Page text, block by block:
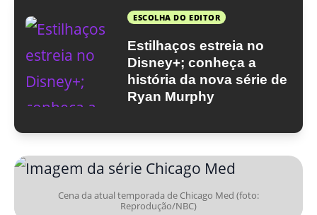
ESCOLHA DO EDITOR
Estilhaços estreia no
Disney+; conheça a
história da nova série de
Ryan Murphy
Cena da atual temporada de Chicago Med (foto:
Reprodução/NBC)